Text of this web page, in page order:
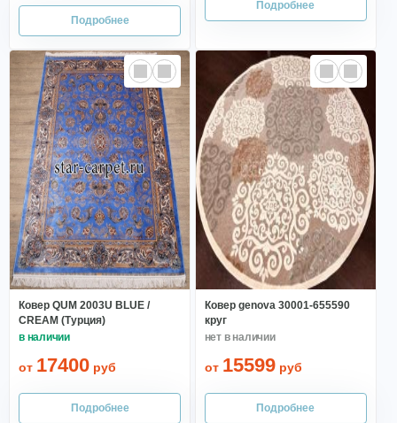
Ковер QUM 2003U BLUE /
CREAM (Турция)
от 17400 руб
Ковер genova 30001-655590
круг
от 15599руб